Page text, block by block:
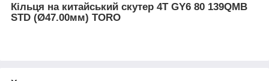
Кільця на китайський скутер 4T GY6 80 139QMB
STD (Ø47.00мм) TORO